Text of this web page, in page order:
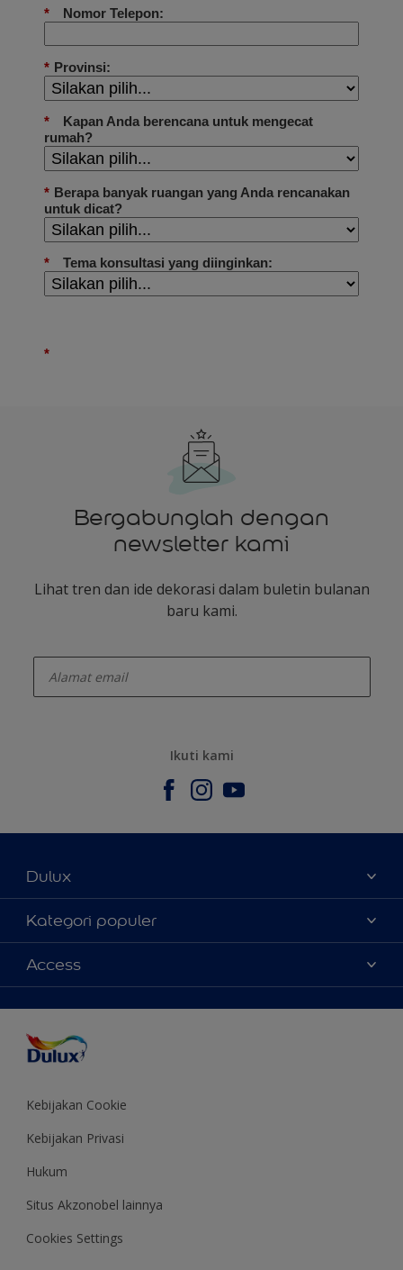
Bergabunglah dengan
newsletter kami
Lihat tren dan ide dekorasi dalam buletin bulanan
baru kami.
Ikuti kami
Dulux
Tentang Kami
Contact us
Temukan toko
Kategori populer
Warna
Produk
Inspirasi
Saran Mendekorasi
Colour of the Year
Access
Kebijakan Cookie
Kebijakan Privasi
Hukum
Situs Akzonobel lainnya
Cookies Settings